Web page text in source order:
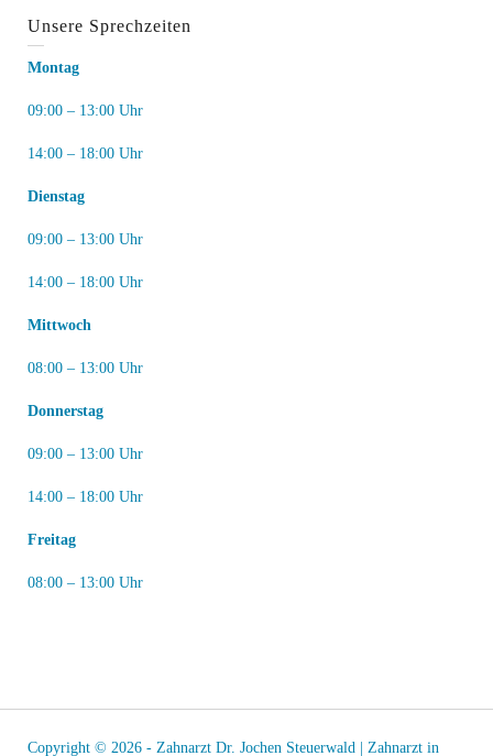
Unsere Sprechzeiten
Montag
09:00 – 13:00 Uhr
14:00 – 18:00 Uhr
Dienstag
09:00 – 13:00 Uhr
14:00 – 18:00 Uhr
Mittwoch
08:00 – 13:00 Uhr
Donnerstag
09:00 – 13:00 Uhr
14:00 – 18:00 Uhr
Freitag
08:00 – 13:00 Uhr
Copyright © 2026 - Zahnarzt Dr. Jochen Steuerwald | Zahnarzt in